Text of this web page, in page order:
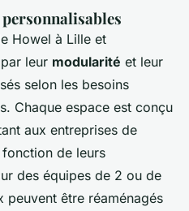
Howel à Lille et
leur modularité et leur
selon les besoins
Chaque espace est conçu
aux entreprises de
de leurs
des équipes de 2 ou de
peuvent être réaménagés